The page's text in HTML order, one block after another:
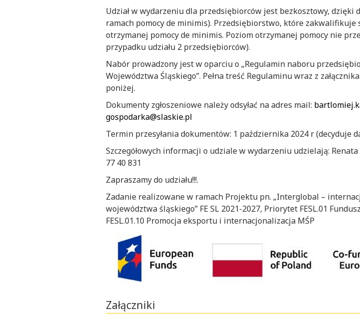
Udział w wydarzeniu dla przedsiębiorców jest bezkosztowy,
ramach pomocy de minimis). Przedsiębiorstwo, które zakwalifikuje
otrzymanej pomocy de minimis. Poziom otrzymanej pomocy nie
przypadku udziału 2 przedsiębiorców).
Nabór prowadzony jest w oparciu o „Regulamin naboru
Województwa Śląskiego”. Pełna treść Regulaminu wraz z
poniżej.
Dokumenty zgłoszeniowe należy odsyłać na adres mail:
gospodarka@slaskie.pl
Termin przesyłania dokumentów: 1 października 2024 r (decyduje
Szczegółowych informacji o udziale w wydarzeniu udzielają:
77 40 831
Zapraszamy do udziału!!!.
Zadanie realizowane w ramach Projektu pn. „Interglobal –
województwa śląskiego” FE SL 2021-2027, Priorytet FESL.01
FESL.01.10 Promocja eksportu i internacjonalizacja MŚP
Załączniki